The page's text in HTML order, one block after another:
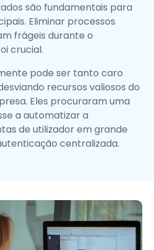
são fundamentais para
Eliminar processos
frágeis durante o
crucial.
pode ser tanto caro
recursos valiosos do
Eles procuraram uma
a automatizar a
de utilizador em grande
centralizada.